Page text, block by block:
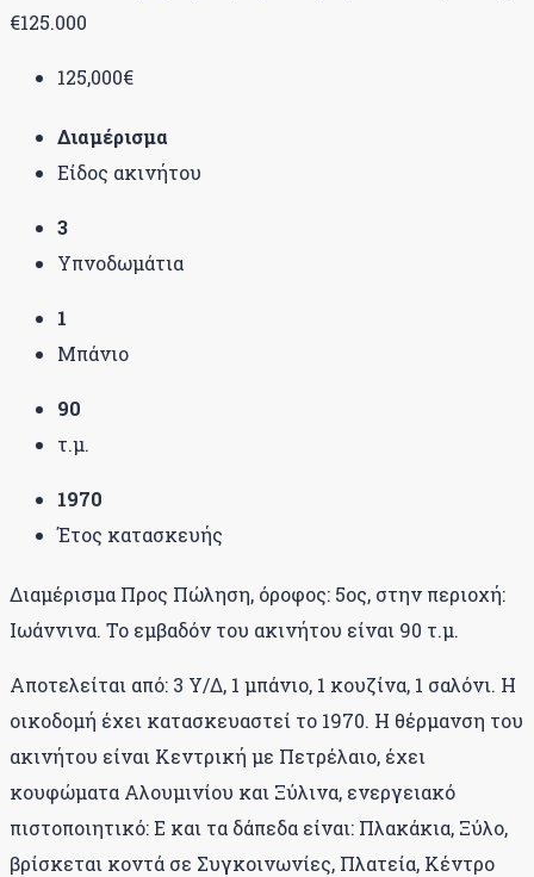
€125.000
125,000€
Διαμέρισμα
Είδος ακινήτου
3
Υπνοδωμάτια
1
Μπάνιο
90
τ.μ.
1970
Έτος κατασκευής
Διαμέρισμα Προς Πώληση, όροφος: 5ος, στην περιοχή:
Ιωάννινα. Το εμβαδόν του ακινήτου είναι 90 τ.μ.
Αποτελείται από: 3 Υ/Δ, 1 μπάνιο, 1 κουζίνα, 1 σαλόνι. Η
οικοδομή έχει κατασκευαστεί το 1970. Η θέρμανση του
ακινήτου είναι Κεντρική με Πετρέλαιο, έχει
κουφώματα Αλουμινίου και Ξύλινα, ενεργειακό
πιστοποιητικό: Ε και τα δάπεδα είναι: Πλακάκια, Ξύλο,
βρίσκεται κοντά σε Συγκοινωνίες, Πλατεία, Κέντρο